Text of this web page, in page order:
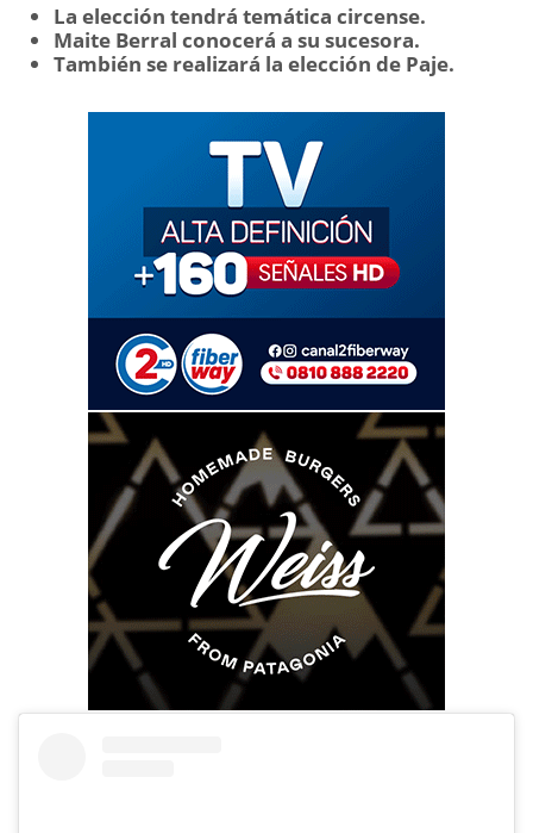
La elección tendrá temática circense.
Maite Berral conocerá a su sucesora.
También se realizará la elección de Paje.